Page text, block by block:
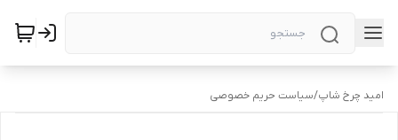
امید چرخ شاپ/سیاست حریم خصوصی